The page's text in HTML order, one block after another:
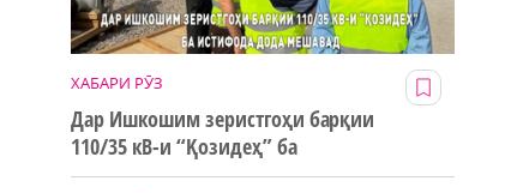
ХАБАРИ РӮЗ
Дар Ишкошим зеристгоҳи барқии
110/35 кВ-и “Қозидеҳ” ба
истифода дода мешавад